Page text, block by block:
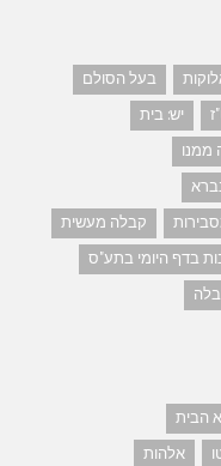
בעל הסולם
יש: בית
ממנו
קבלה מעשית
בדף היומי בתע"ס
הבית
אלהות